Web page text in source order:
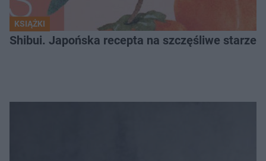
KSIĄŻKI
Shibui. Japońska recepta na szczęśliwe